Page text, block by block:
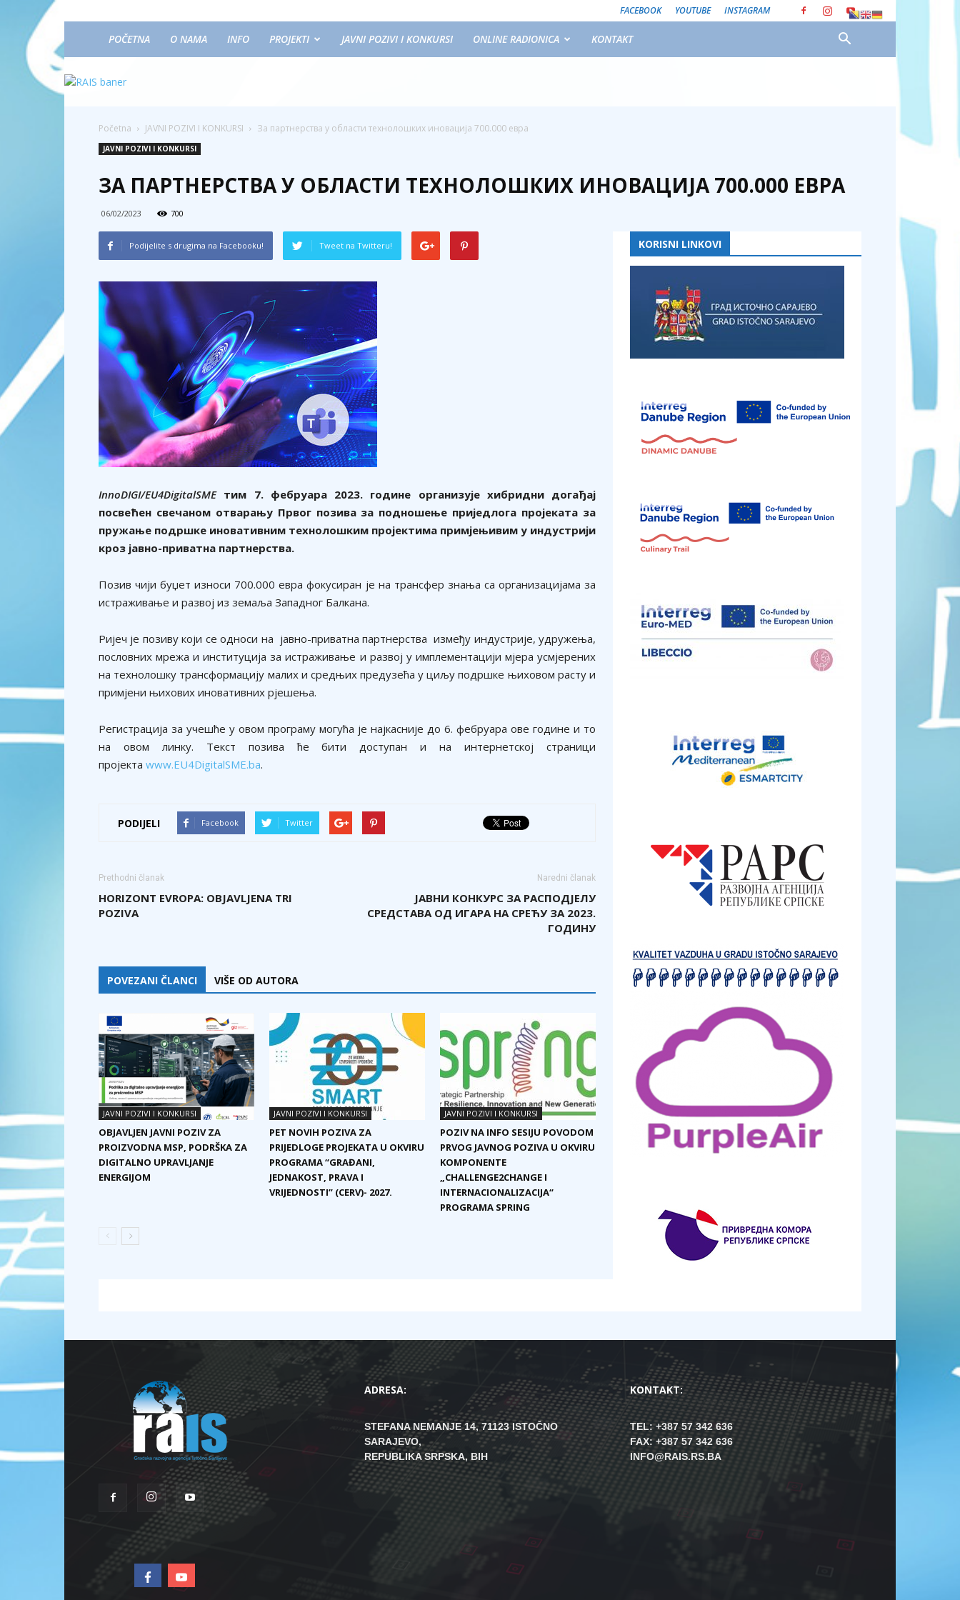
FACEBOOK YOUTUBE INSTAGRAM
POČETNA O NAMA INFO PROJEKTI JAVNI POZIVI I KONKURSI ONLINE RADIONICA KONTAKT
Početna JAVNI POZIVI I KONKURSI За партнерства у области технолошких иновација 700.000 евра
JAVNI POZIVI I KONKURSI
ЗА ПАРТНЕРСТВА У ОБЛАСТИ ТЕХНОЛОШКИХ ИНОВАЦИЈА 700.000 ЕВРА
06/02/2023 700
Podijelite s drugima na Facebooku! Tweet na Twitteru!
InnoDIGI/EU4DigitalSMEтим 7. фебруара 2023. године организује хибридни догађај
посвећен свечаном отварању Првог позива за подношење приједлога пројеката за
пружање подршке иновативним технолошким пројектима примјењивим у индустрији
кроз јавно-приватна партнерства.
Позив чији буџет износи 700.000 евра фокусиран је на трансфер знања са организацијама за
истраживање и развој из земаља Западног Балкана.
Ријеч је позиву који се односи на јавно-приватна партнерства између индустрије, удружења,
пословних мрежа и институција за истраживање и развој у имплементацији мјера усмјерених
на технолошку трансформацију малих и средњих предузећа у циљу подршке њиховом расту и
примјени њихових иновативних рјешења.
Регистрација за учешће у овом програму могућа је најкасније до 6. фебруара ове године и то
на овом линку. Текст позива ће бити доступан и на интернетској страници
пројекта www.EU4DigitalSME.ba.
PODIJELI Facebook Twitter
Prethodni članak
HORIZONT EVROPA: OBJAVLJENA TRI
POZIVA
Naredni članak
JАВНИ КОНКУРС ЗА РАСПОДЈЕЛУ
СРЕДСТАВА ОД ИГАРА НА СРЕЋУ ЗА 2023.
ГОДИНУ
POVEZANI ČLANCI VIŠE OD AUTORA
JAVNI POZIVI I KONKURSI
OBJAVLJEN JAVNI POZIV ZA
PROIZVODNA MSP, PODRŠKA ZA
DIGITALNO UPRAVLJANJE
ENERGIJOM
JAVNI POZIVI I KONKURSI
PET NOVIH POZIVA ZA
PRIJEDLOGE PROJEKATA U OKVIRU
PROGRAMA “GRAĐANI,
JEDNAKOST, PRAVA I
VRIJEDNOSTI” (CERV)- 2027.
JAVNI POZIVI I KONKURSI
POZIV NA INFO SESIJU POVODOM
PRVOG JAVNOG POZIVA U OKVIRU
KOMPONENTE
„CHALLENGE2CHANGE I
INTERNACIONALIZACIJA“
PROGRAMA SPRING
KORISNI LINKOVI
ADRESA:
STEFANA NEMANJE 14, 71123 ISTOČNO
SARAJEVO,
REPUBLIKA SRPSKA, BIH
KONTAKT:
TEL: +387 57 342 636
FAX: +387 57 342 636
INFO@RAIS.RS.BA